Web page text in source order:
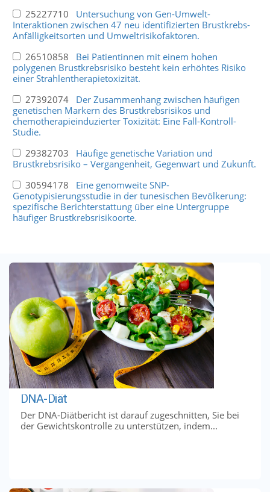
25227710 Untersuchung von Gen-Umwelt-
Interaktionen zwischen 47 neu identifizierten Brustkrebs-
Anfälligkeitsorten und Umweltrisikofaktoren.
26510858 Bei Patientinnen mit einem hohen
polygenen Brustkrebsrisiko besteht kein erhöhtes Risiko
einer Strahlentherapietoxizität.
27392074 Der Zusammenhang zwischen häufigen
genetischen Markern des Brustkrebsrisikos und
chemotherapieinduzierter Toxizität: Eine Fall-Kontroll-
Studie.
29382703 Häufige genetische Variation und
Brustkrebsrisiko – Vergangenheit, Gegenwart und Zukunft.
30594178 Eine genomweite SNP-
Genotypisierungsstudie in der tunesischen Bevölkerung:
spezifische Berichterstattung über eine Untergruppe
häufiger Brustkrebsrisikoorte.
DNA-Diät
Der DNA-Diätbericht ist darauf zugeschnitten, Sie bei
der Gewichtskontrolle zu unterstützen, indem...